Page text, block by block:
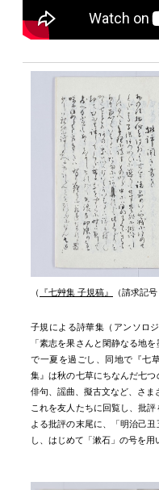
（ 『七艸集 子規稿』 （請求記
子規による詩華集（アンソロ
「素志を果さんと閑静なる地
で一夏を過ごし、同地で『七
集』は秋の七草にちなんだ七つ
俳句、謡曲、擬古文など、さま
これを友人たちに回覧し、批
よる批評の末尾に、「明治己
し、はじめて「漱石」の号を用